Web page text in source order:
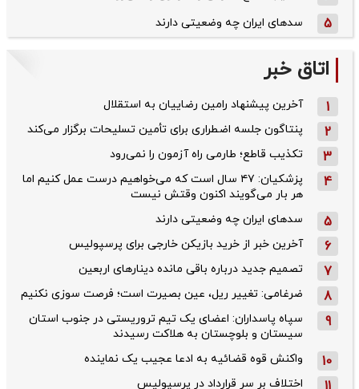
5 سدهای ایران چه وضعیتی دارند
اتاق خبر
1 آخرین پیشنهاد رامین رضاییان به استقلال
2 پنتاگون جلسه اضطراری برای تأمین تسلیحات برگزار می‌کند
3 تکذیب قاطع؛‌ طارمی راه آزمون را نمی‌رود
4
پزشکیان: ۴۷ سال است که می‌خواهیم درست عمل کنیم اما
هر بار می‌گویند اکنون وقتش نیست
5 سدهای ایران چه وضعیتی دارند
6 آخرین خبر از خرید بازیکن خارجی برای پرسپولیس
7 تصمیم جدید درباره باقی مانده دینارهای اربعین
8 ضرغامی: تغییر ریل، عین بصیرت است؛ فرصت سوزی نکنیم
9
سپاه پاسداران: اعضای یک تیم تروریستی در جنوب استان
سیستان و بلوچستان به هلاکت رسیدند
10 واکنش قوه قضائیه به ادعا عجیب یک نماینده
اختلاف بر سر قرارداد در پرسپولیس